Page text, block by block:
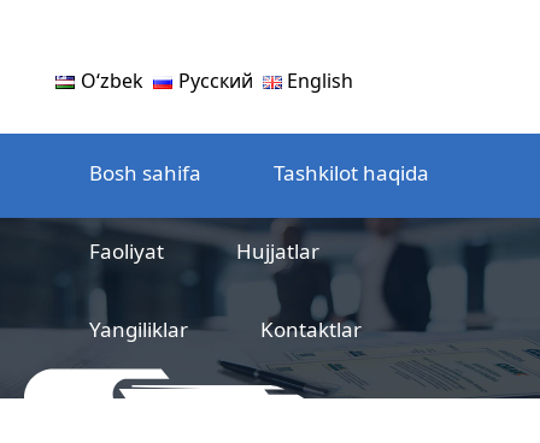
Oʻzbek Русский English
Bosh sahifa Tashkilot haqida
Faoliyat Hujjatlar
Yangiliklar Kontaktlar